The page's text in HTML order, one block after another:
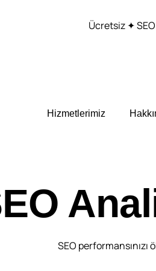
Ücretsiz ✦
Hizmetlerimiz
SEO